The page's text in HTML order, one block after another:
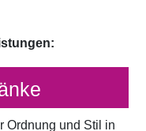
Ordnung und Stil in